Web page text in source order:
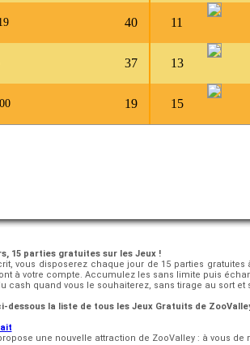
40 11
37 13
19 15
15 parties gratuites sur les Jeux !
vous disposerez chaque jour de 15 parties
à votre compte. Accumulez les sans limite puis
cash quand vous le souhaiterez, sans tirage au sort et
dessous la liste de tous les Jeux Gratuits de
une nouvelle attraction de ZooValley : à vous